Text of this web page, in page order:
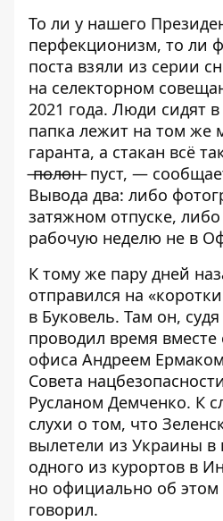
То ли у нашего
перфекционизм, то ли
поста взяли из серии
на селекторном
2021 года. Люди сидят
папка лежит на том же
гаранта, а стакан всё
̶п̶о̶л̶о̶н̶ пуст, —
Вывода два: либо
затяжном отпуске,
рабочую неделю не в
К тому же пару дней
отправился на
в Буковель. Там он,
проводил время вместе
офиса Андреем
Совета
Русланом Демченко. К
слухи о том, что
вылетели из Украины в
одного из курортов в
но официально об этом
говорил.